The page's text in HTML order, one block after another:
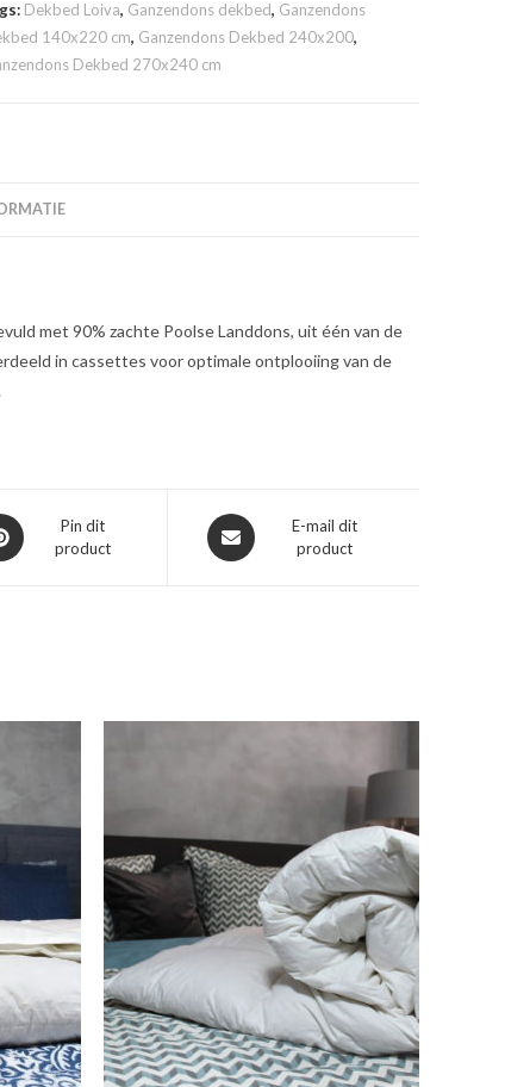
Dekbed Loiva, Ganzendons dekbed, Ganzendons
140x220 cm, Ganzendons Dekbed 240x200,
Dekbed 270x240 cm
met 90% zachte Poolse Landdons, uit één van de
in cassettes voor optimale ontplooiing van de
Pin dit
product
Opent
in
E-mail dit
product